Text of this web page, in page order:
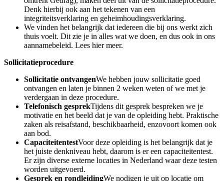
Denk hierbij ook aan het tekenen van een
integriteitsverklaring en geheimhoudingsverklaring.
We vinden het belangrijk dat iedereen die bij ons werkt zich
thuis voelt. Dit zie je in alles wat we doen, en dus ook in ons
aannamebeleid. Lees hier meer.
Sollicitatieprocedure
Sollicitatie ontvangenWe hebben jouw sollicitatie goed
ontvangen en laten je binnen 2 weken weten of we met je
verdergaan in deze procedure.
Telefonisch gesprekTijdens dit gesprek bespreken we je
motivatie en het beeld dat je van de opleiding hebt. Praktische
zaken als reisafstand, beschikbaarheid, enzovoort komen ook
aan bod.
CapaciteitentestVoor deze opleiding is het belangrijk dat je
het juiste denkniveau hebt, daarom is er een capaciteitentest.
Er zijn diverse externe locaties in Nederland waar deze testen
worden uitgevoerd.
Gesprek en rondleidingWe nodigen je uit op locatie om